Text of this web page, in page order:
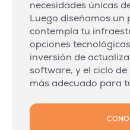
necesidades únicas
Luego diseñamos un
contempla tu
opciones
inversión de
software, y el ciclo
más adecuado para